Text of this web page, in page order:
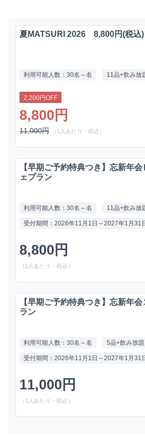
夏MATSURI 2026 8,800円(税込)
利用可能人数：30名～名 11品+飲み放
2,200円OFF
8,800円
11,000円 （1人あたり・税込）
【早期ご予約特典つき】忘新年会
ェプラン
利用可能人数：30名～名 11品+飲み放
受付期間：2026年11月1日～2027年1月31
8,800円
（1人あたり・税込）
【早期ご予約特典つき】忘新年
ラン
利用可能人数：30名～名 5品+飲み放題
受付期間：2026年11月1日～2027年1月31
11,000円
（1人あたり・税込）